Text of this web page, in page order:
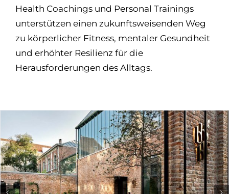
Health Coachings und Personal Trainings
unterstützen einen zukunftsweisenden Weg
zu körperlicher Fitness, mentaler Gesundheit
und erhöhter Resilienz für die
Herausforderungen des Alltags.